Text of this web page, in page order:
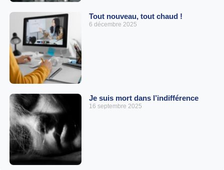
Tout nouveau, tout chaud !
6 décembre 2025
Je suis mort dans l’indifférence
16 septembre 2025